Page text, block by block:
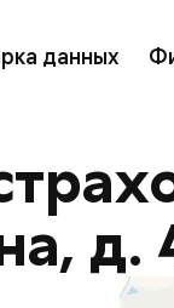
данных
д.